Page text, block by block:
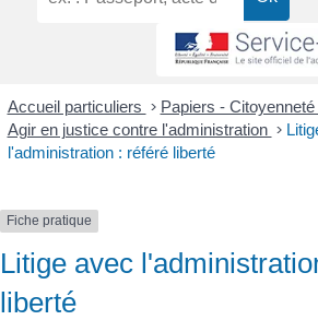
Accueil particuliers > Papiers -
Agir en justice contre l'administration >
l'administration : référé liberté
Fiche pratique
Litige avec
liberté